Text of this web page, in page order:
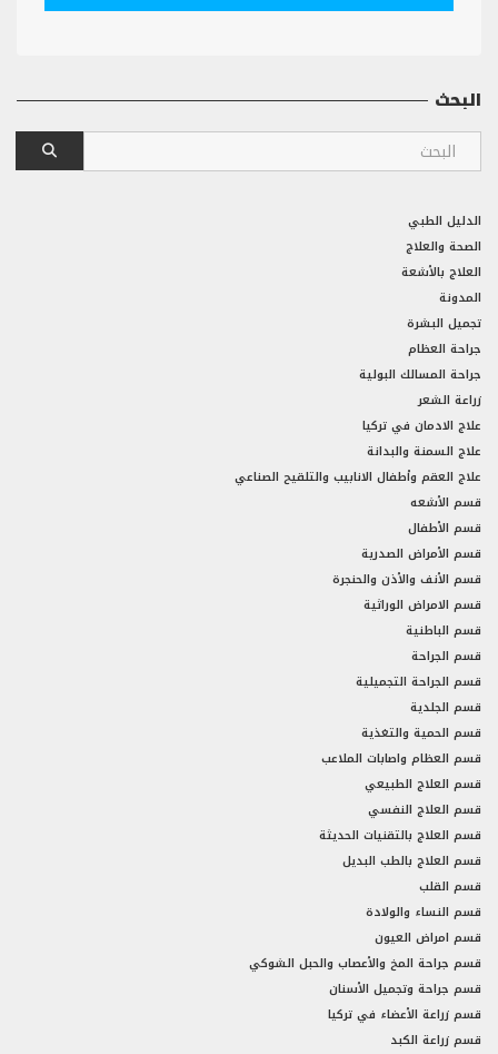
البحث
الدليل الطبي
الصحة والعلاج
العلاج بالأشعة
المدونة
تجميل البشرة
جراحة العظام
جراحة المسالك البولية
زراعة الشعر
علاج الادمان في تركيا
علاج السمنة والبدانة
علاج العقم وأطفال الانابيب والتلقيح الصناعي
قسم الأشعه
قسم الأطفال
قسم الأمراض الصدرية
قسم الأنف والأذن والحنجرة
قسم الامراض الوراثية
قسم الباطنية
قسم الجراحة
قسم الجراحة التجميلية
قسم الجلدية
قسم الحمية والتغذية
قسم العظام واصابات الملاعب
قسم العلاج الطبيعي
قسم العلاج النفسي
قسم العلاج بالتقنيات الحديثة
قسم العلاج بالطب البديل
قسم القلب
قسم النساء والولادة
قسم امراض العيون
قسم جراحة المخ والأعصاب والحبل الشوكي
قسم جراحة وتجميل الأسنان
قسم زراعة الأعضاء في تركيا
قسم زراعة الكبد